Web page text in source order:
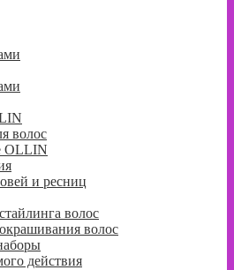
волос
OLLIN
и ресниц
волос
волос
действия